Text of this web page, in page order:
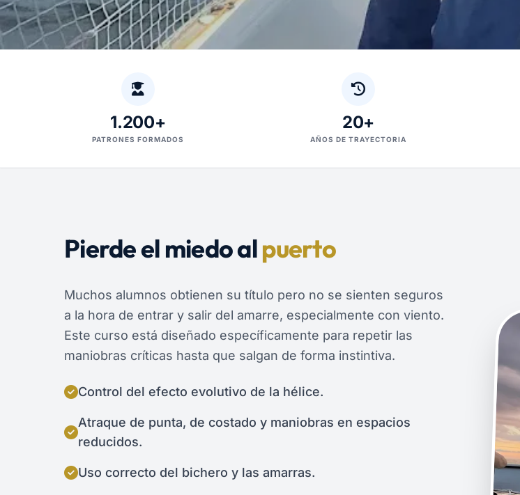
1.200+
PATRONES FORMADOS
20+
AÑOS DE TRAYECTORIA
Pierde el miedo alpuerto
Muchos alumnos obtienen su título pero no se sienten seguros
a la hora de entrar y salir del amarre, especialmente con viento.
Este curso está diseñado específicamente para repetir las
maniobras críticas hasta que salgan de forma instintiva.
Control del efecto evolutivo de la hélice.
Atraque de punta, de costado y maniobras en espacios
reducidos.
Uso correcto del bichero y las amarras.